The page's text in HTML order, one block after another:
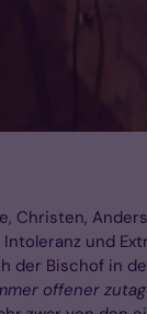
Christen,
und
der Bischof in
offener